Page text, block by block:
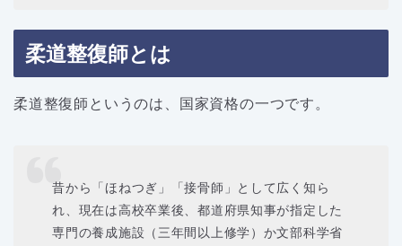
柔道整復師とは
柔道整復師というのは、国家資格の一つです。
昔から「ほねつぎ」「接骨師」として広く知ら
れ、現在は高校卒業後、都道府県知事が指定した
専門の養成施設（三年間以上修学）か文部科学省